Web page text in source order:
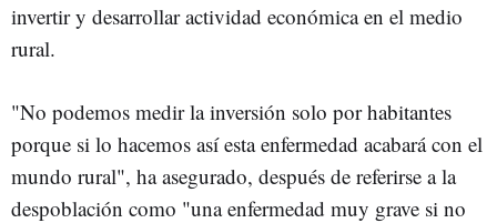
invertir y desarrollar actividad económica en el medio
rural.
"No podemos medir la inversión solo por habitantes
porque si lo hacemos así esta enfermedad acabará con el
mundo rural", ha asegurado, después de referirse a la
despoblación como "una enfermedad muy grave si no